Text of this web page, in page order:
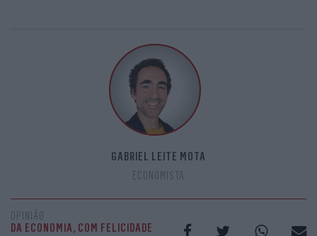
GABRIEL LEITE MOTA
ECONOMISTA
OPINIÃO
DA ECONOMIA, COM FELICIDADE